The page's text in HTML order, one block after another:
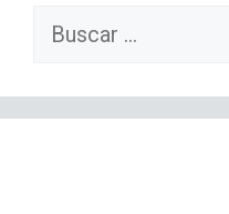
Buscar: